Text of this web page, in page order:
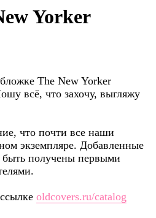
Yorker
The New Yorker
всё, что захочу, выгляжу
что почти все наши
экземпляре. Добавленные
быть получены первыми
oldcovers.ru/catalog